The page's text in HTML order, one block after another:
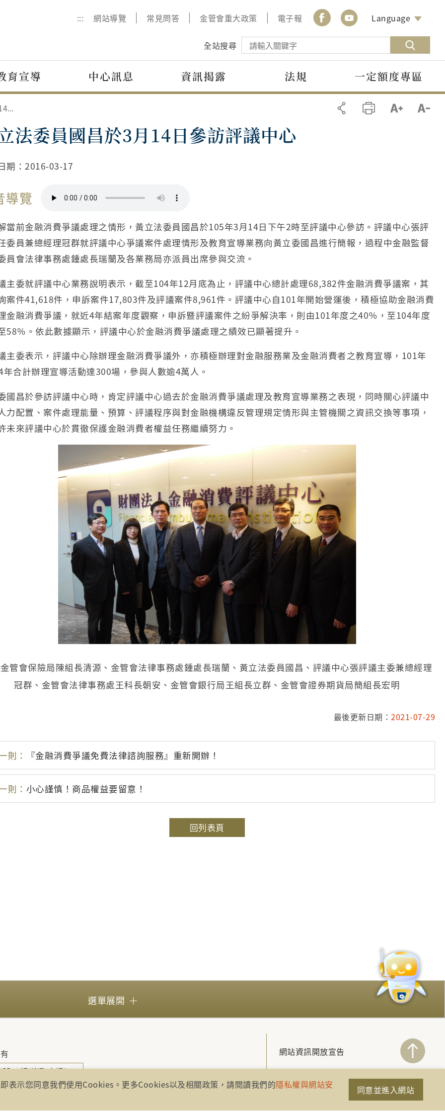
::: 網站導覽 常見問答 金管會重大政策 電子報 Language
全站搜尋
育宣導 中心訊息 資訊揭露 法規 一定額度專區
黃立法委員國昌於3月14日參訪評議中心
法委員國昌於3月14日參訪評議中心
期：2016-03-17
導覽
當前金融消費爭議處理之情形，黃立法委員國昌於105年3月14日下午2時至評議中心參訪。評議中心張評
委員兼總經理冠群就評議中心爭議案件處理情形及教育宣導業務向黃立委國昌進行簡報，過程中金融監督
員會法律事務處鍾處長瑞蘭及各業務局亦派員出席參與交流。
主委就評議中心業務說明表示，截至104年12月底為止，評議中心總計處理68,382件金融消費爭議案，其
案件41,618件，申訴案件17,803件及評議案件8,961件。評議中心自101年開始營運後，積極協助金融消費
金融消費爭議，就近4年結案年度觀察，申訴暨評議案件之紛爭解決率，則由101年度之40％，至104年度
58％。依此數據顯示，評議中心於金融消費爭議處理之績效已顯著提升。
主委表示，評議中心除辦理金融消費爭議外，亦積極辦理對金融服務業及金融消費者之教育宣導，101年
年合計辦理宣導活動達300場，參與人數逾4萬人。
國昌於參訪評議中心時，肯定評議中心過去於金融消費爭議處理及教育宣導業務之表現，同時關心評議中
力配置、案件處理能量、預算、評議程序與對金融機構違反管理規定情形與主管機關之資訊交換等事項，
未來評議中心於貫徹保護金融消費者權益任務繼續努力。
管會保險局陳組長清源、金管會法律事務處鍾處長瑞蘭、黃立法委員國昌、評議中心張評議主委兼總經理
冠群、金管會法律事務處王科長朝安、金管會銀行局王組長立群、金管會證券期貨局簡組長宏明
最後更新日期： 2021-07-29
則： 『金融消費爭議免費法律諮詢服務』重新開辦！
則： 小心謹慎！商品權益要留意！
回列表頁
選單展開
號17樓(崇聖大樓)
網站資訊開放宣告
隱私權與網站安全政策
表示您同意我們使用Cookies。更多Cookies以及相關政策，請閱讀我們的隱私權與網站安 同意並進入網站